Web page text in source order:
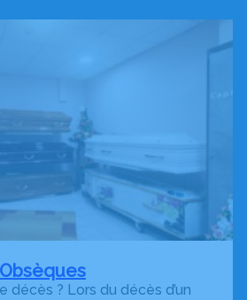
décès ? Lors du décès d’un